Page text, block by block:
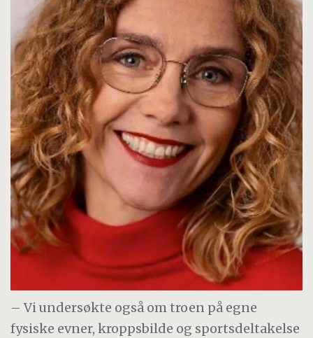
– Vi undersøkte også om troen på egne
fysiske evner, kroppsbilde og sportsdeltakelse